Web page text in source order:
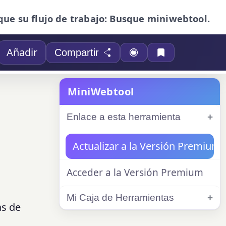
su flujo de trabajo: Busque miniwebtool.
Añadir Compartir
de
MiniWebtool
Enlace a esta herramienta
Actualizar a la Versión Premium
Acceder a la Versión Premium
Mi Caja de Herramientas